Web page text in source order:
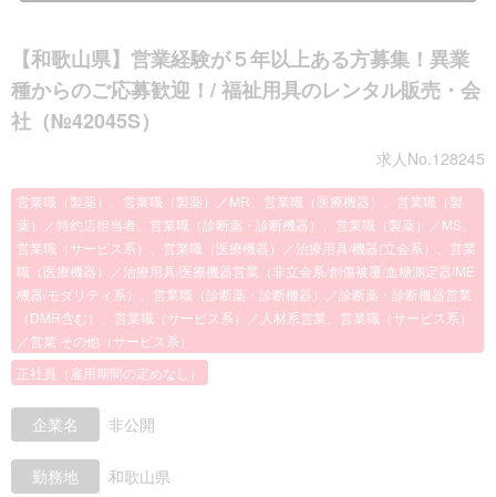
【和歌山県】営業経験が５年以上ある方募集！異業
種からのご応募歓迎！/ 福祉用具のレンタル販売・会
社（№42045S）
求人No.128245
営業職（製薬）、営業職（製薬）／MR、営業職（医療機器）、営業職（製
薬）／特約店担当者、営業職（診断薬・診断機器）、営業職（製薬）／MS、
営業職（サービス系）、営業職（医療機器）／治療用具/機器(立会系）、営業
職（医療機器）／治療用具/医療機器営業（非立会系/創傷被覆/血糖測定器/ME
機器/モダリティ系）、営業職（診断薬・診断機器）／診断薬・診断機器営業
（DMR含む）、営業職（サービス系）／人材系営業、営業職（サービス系）
／営業 その他（サービス系）
正社員（雇用期間の定めなし）
企業名 非公開
勤務地 和歌山県